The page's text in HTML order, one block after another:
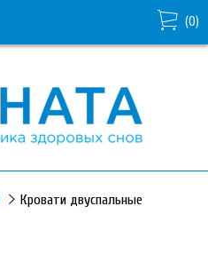
(0)
Кровати двуспальные